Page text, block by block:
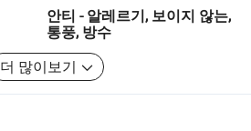
안티 - 알레르기, 보이지 않는,
통풍, 방수
더 많이보기